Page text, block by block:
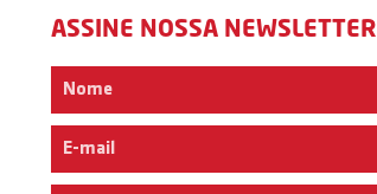
ASSINE NOSSA NEWSLETTER